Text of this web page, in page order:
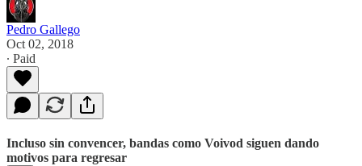
Pedro Gallego
Oct 02, 2018
∙ Paid
Incluso sin convencer, bandas como Voivod siguen dando
motivos para regresar